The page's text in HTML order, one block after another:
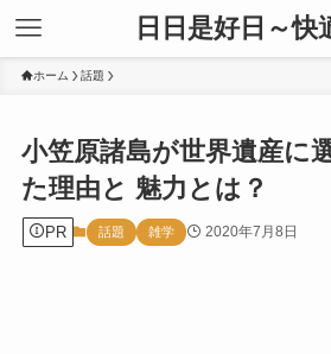
日日是好日～快
ホーム 話題
小笠原諸島が世界遺産に
た理由と 魅力とは？
PR 話題 雑学 2020年7月8日